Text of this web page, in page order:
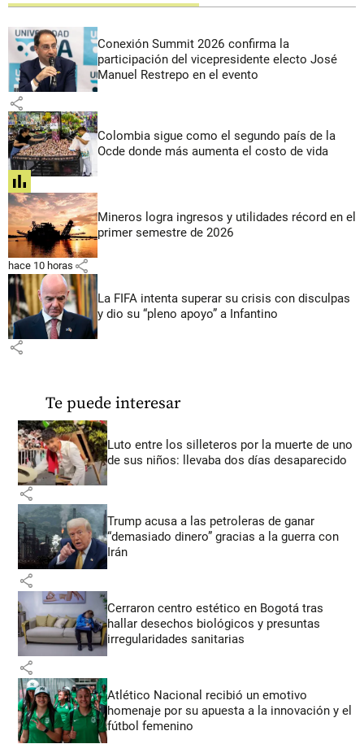
Conexión Summit 2026 confirma la
participación del vicepresidente electo José
Manuel Restrepo en el evento
share
Colombia sigue como el segundo país de la
Ocde donde más aumenta el costo de vida
share
Mineros logra ingresos y utilidades récord en el
primer semestre de 2026
hace 10 horas share
La FIFA intenta superar su crisis con disculpas
y dio su “pleno apoyo” a Infantino
share
Te puede interesar
Luto entre los silleteros por la muerte de uno
de sus niños: llevaba dos días desaparecido
share
Trump acusa a las petroleras de ganar
“demasiado dinero” gracias a la guerra con
Irán
share
Cerraron centro estético en Bogotá tras
hallar desechos biológicos y presuntas
irregularidades sanitarias
share
Atlético Nacional recibió un emotivo
homenaje por su apuesta a la innovación y el
fútbol femenino